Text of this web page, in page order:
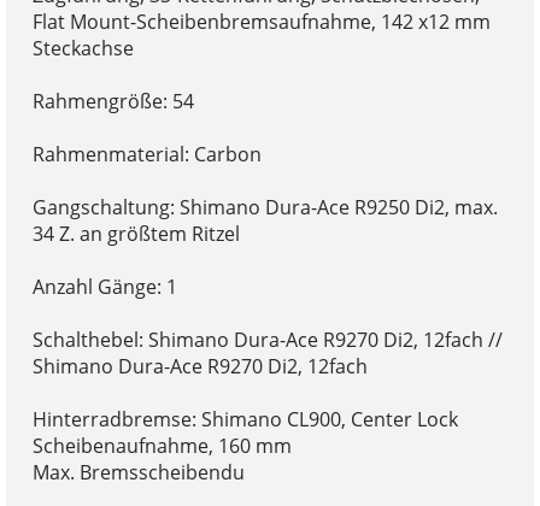
Flat Mount-Scheibenbremsaufnahme, 142 x12 mm
Steckachse
Rahmengröße: 54
Rahmenmaterial: Carbon
Gangschaltung: Shimano Dura-Ace R9250 Di2, max.
34 Z. an größtem Ritzel
Anzahl Gänge: 1
Schalthebel: Shimano Dura-Ace R9270 Di2, 12fach //
Shimano Dura-Ace R9270 Di2, 12fach
Hinterradbremse: Shimano CL900, Center Lock
Scheibenaufnahme, 160 mm
Max. Bremsscheibendu